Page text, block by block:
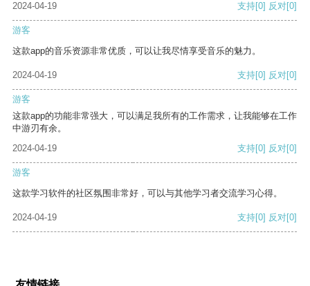
2024-04-19
支持[0] 反对[0]
游客
这款app的音乐资源非常优质，可以让我尽情享受音乐的魅力。
2024-04-19 支持[0] 反对[0]
游客
这款app的功能非常强大，可以满足我所有的工作需求，让我能够在工作
中游刃有余。
2024-04-19
支持[0] 反对[0]
游客
这款学习软件的社区氛围非常好，可以与其他学习者交流学习心得。
2024-04-19 支持[0] 反对[0]